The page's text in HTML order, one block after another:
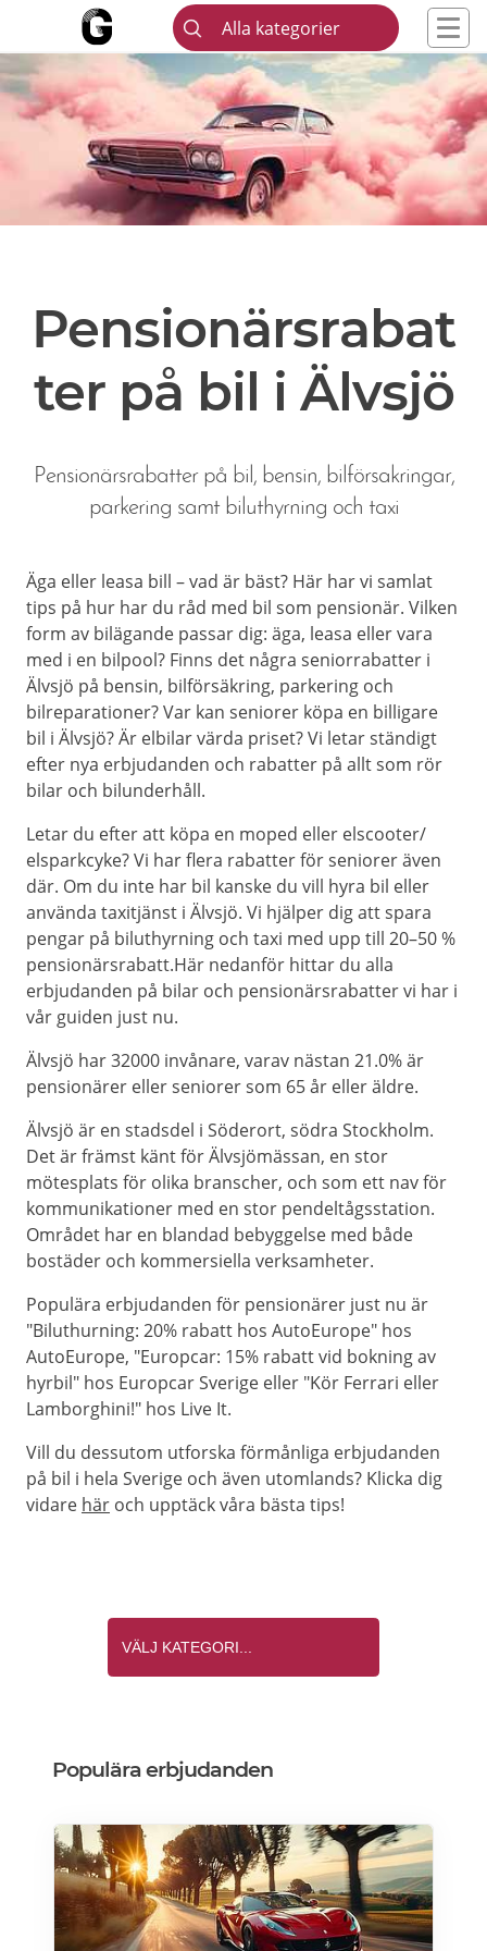
Alla kategorier
Pensionärsrabat
ter på bil i Älvsjö
Pensionärsrabatter på bil, bensin, bilförsakringar,
parkering samt biluthyrning och taxi
Äga eller leasa bill – vad är bäst? Här har vi samlat
tips på hur har du råd med bil som pensionär. Vilken
form av bilägande passar dig: äga, leasa eller vara
med i en bilpool? Finns det några seniorrabatter i
Älvsjö på bensin, bilförsäkring, parkering och
bilreparationer? Var kan seniorer köpa en billigare
bil i Älvsjö? Är elbilar värda priset? Vi letar ständigt
efter nya erbjudanden och rabatter på allt som rör
bilar och bilunderhåll.
Letar du efter att köpa en moped eller elscooter/
elsparkcyke? Vi har flera rabatter för seniorer även
där. Om du inte har bil kanske du vill hyra bil eller
använda taxitjänst i Älvsjö. Vi hjälper dig att spara
pengar på biluthyrning och taxi med upp till 20–50 %
pensionärsrabatt.Här nedanför hittar du alla
erbjudanden på bilar och pensionärsrabatter vi har i
vår guiden just nu.
Älvsjö har 32000 invånare, varav nästan 21.0% är
pensionärer eller seniorer som 65 år eller äldre.
Älvsjö är en stadsdel i Söderort, södra Stockholm.
Det är främst känt för Älvsjömässan, en stor
mötesplats för olika branscher, och som ett nav för
kommunikationer med en stor pendeltågsstation.
Området har en blandad bebyggelse med både
bostäder och kommersiella verksamheter.
Populära erbjudanden för pensionärer just nu är
"Biluthurning: 20% rabatt hos AutoEurope" hos
AutoEurope, "Europcar: 15% rabatt vid bokning av
hyrbil" hos Europcar Sverige eller "Kör Ferrari eller
Lamborghini!" hos Live It.
Vill du dessutom utforska förmånliga erbjudanden
på bil i hela Sverige och även utomlands? Klicka dig
vidare här och upptäck våra bästa tips!
Populära erbjudanden